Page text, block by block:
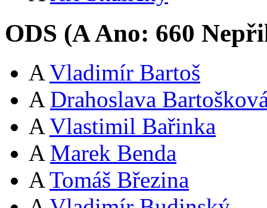
ODS (AAno: 660
A Vladimír Bartoš
A Drahoslava
A Vlastimil Bařinka
A Marek Benda
A Tomáš Březina